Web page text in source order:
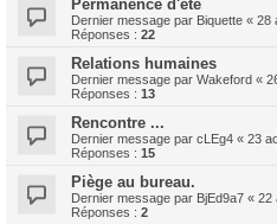
Permanence d'été
Dernier message par Biquette « 28
Réponses : 22
Relations humaines
Dernier message par Wakeford «
Réponses : 13
Rencontre ...
Dernier message par cLEg4 « 23
Réponses : 15
Piège au bureau.
Dernier message par BjEd9a7 « 22
Réponses : 2